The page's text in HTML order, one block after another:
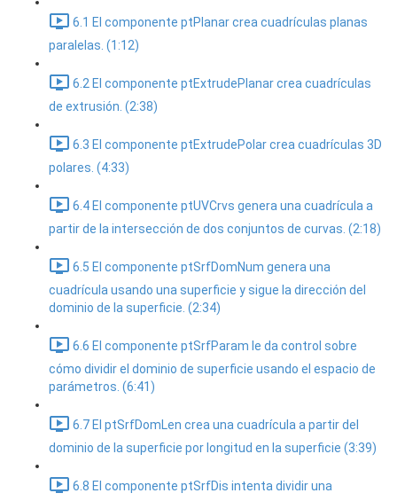
6.1 El componente ptPlanar crea cuadrículas planas
paralelas. (1:12)
6.2 El componente ptExtrudePlanar crea cuadrículas
de extrusión. (2:38)
6.3 El componente ptExtrudePolar crea cuadrículas 3D
polares. (4:33)
6.4 El componente ptUVCrvs genera una cuadrícula a
partir de la intersección de dos conjuntos de curvas. (2:18)
6.5 El componente ptSrfDomNum genera una
cuadrícula usando una superficie y sigue la dirección del
dominio de la superficie. (2:34)
6.6 El componente ptSrfParam le da control sobre
cómo dividir el dominio de superficie usando el espacio de
parámetros. (6:41)
6.7 El ptSrfDomLen crea una cuadrícula a partir del
dominio de la superficie por longitud en la superficie (3:39)
6.8 El componente ptSrfDis intenta dividir una